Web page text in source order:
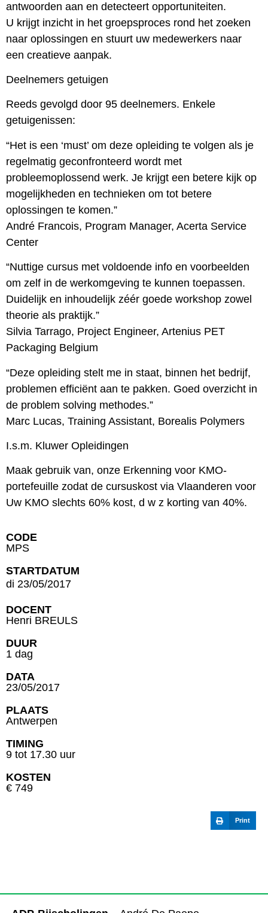
antwoorden aan en detecteert opportuniteiten.
U krijgt inzicht in het groepsproces rond het zoeken
naar oplossingen en stuurt uw medewerkers naar
een creatieve aanpak.
Deelnemers getuigen
Reeds gevolgd door 95 deelnemers. Enkele
getuigenissen:
“Het is een ‘must’ om deze opleiding te volgen als je
regelmatig geconfronteerd wordt met
probleemoplossend werk. Je krijgt een betere kijk op
mogelijkheden en technieken om tot betere
oplossingen te komen.”
André Francois, Program Manager, Acerta Service
Center
“Nuttige cursus met voldoende info en voorbeelden
om zelf in de werkomgeving te kunnen toepassen.
Duidelijk en inhoudelijk zéér goede workshop zowel
theorie als praktijk.”
Silvia Tarrago, Project Engineer, Artenius PET
Packaging Belgium
“Deze opleiding stelt me in staat, binnen het bedrijf,
problemen efficiënt aan te pakken. Goed overzicht in
de problem solving methodes.”
Marc Lucas, Training Assistant, Borealis Polymers
I.s.m. Kluwer Opleidingen
Maak gebruik van, onze Erkenning voor KMO-
portefeuille zodat de cursuskost via Vlaanderen voor
Uw KMO slechts 60% kost, d w z korting van 40%.
CODE
MPS
STARTDATUM
di 23/05/2017
DOCENT
Henri BREULS
DUUR
1 dag
DATA
23/05/2017
PLAATS
Antwerpen
TIMING
9 tot 17.30 uur
KOSTEN
€ 749
Print